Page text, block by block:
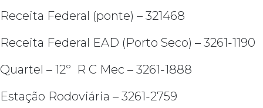
Receita Federal (ponte) – 321468
Receita Federal EAD (Porto Seco) – 3261-1190
Quartel – 12º R C Mec – 3261-1888
Estação Rodoviária – 3261-2759